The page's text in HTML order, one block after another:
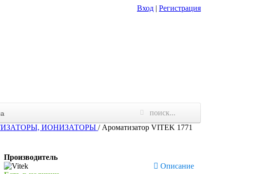
Вход | Регистрация
ИОНИЗАТОРЫ/ Ароматизатор VITEK 1771
Производитель
Описание